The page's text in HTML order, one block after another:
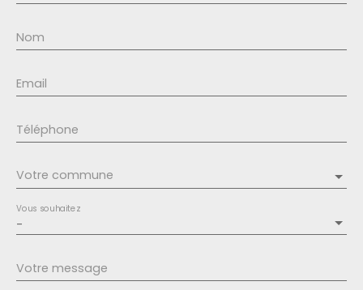
Nom
Email
Téléphone
Votre commune
-
Vous souhaitez
Votre message